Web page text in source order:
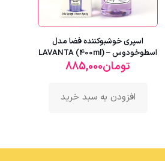
اسپری خوشبوکننده فضا مدل
اسطوخودوس – LAVANTA (400ml)
تومان885,000
افزودن به سبد خرید